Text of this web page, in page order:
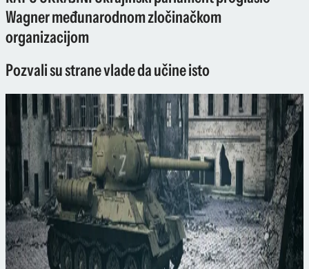
Wagner međunarodnom zločinačkom
organizacijom
Pozvali su strane vlade da učine isto